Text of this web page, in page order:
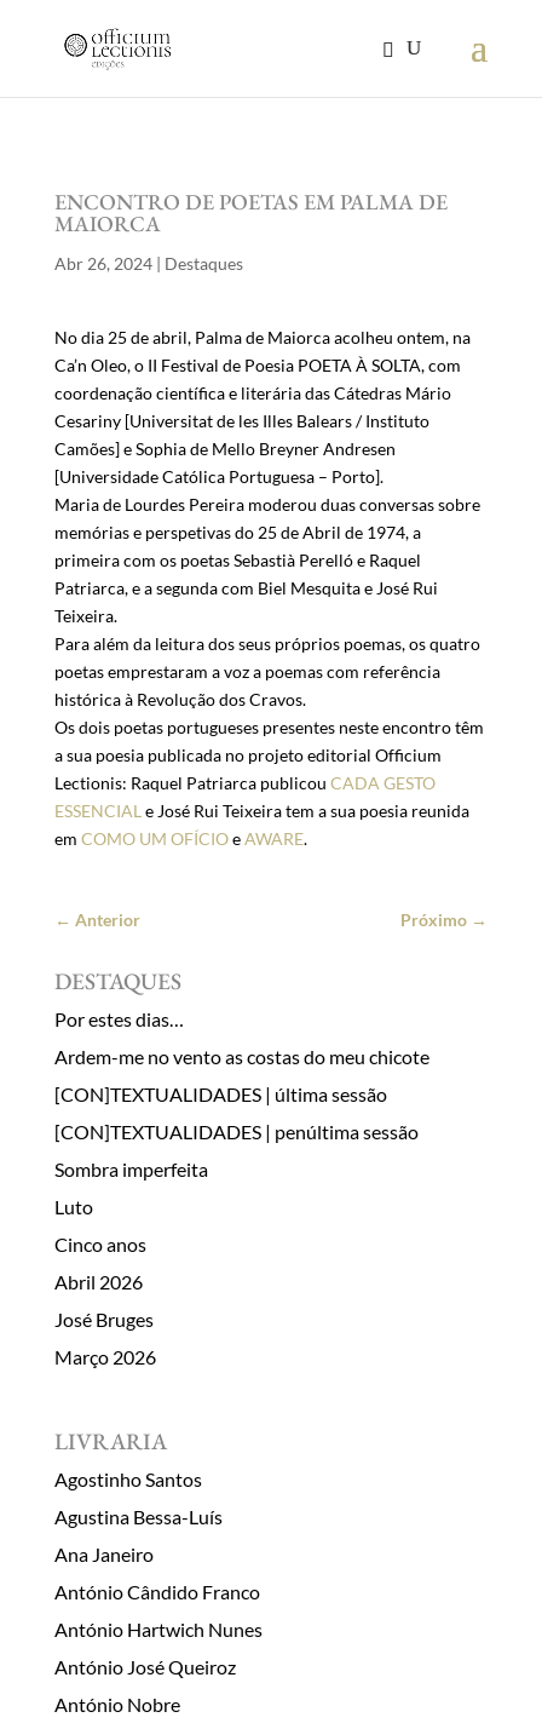
ENCONTRO DE POETAS EM PALMA DE
MAIORCA
Abr 26, 2024| Destaques
No dia 25 de abril, Palma de Maiorca acolheu ontem, na
Ca’n Oleo, o II Festival de Poesia POETA À SOLTA, com
coordenação científica e literária das Cátedras Mário
Cesariny [Universitat de les Illes Balears / Instituto
Camões] e Sophia de Mello Breyner Andresen
[Universidade Católica Portuguesa – Porto].
Maria de Lourdes Pereira moderou duas conversas sobre
memórias e perspetivas do 25 de Abril de 1974, a
primeira com os poetas Sebastià Perelló e Raquel
Patriarca, e a segunda com Biel Mesquita e José Rui
Teixeira.
Para além da leitura dos seus próprios poemas, os quatro
poetas emprestaram a voz a poemas com referência
histórica à Revolução dos Cravos.
Os dois poetas portugueses presentes neste encontro têm
a sua poesia publicada no projeto editorial Officium
Lectionis: Raquel Patriarca publicou CADA GESTO
ESSENCIAL e José Rui Teixeira tem a sua poesia reunida
em COMO UM OFÍCIOeAWARE.
← Anterior Próximo →
DESTAQUES
Por estes dias…
Ardem-me no vento as costas do meu chicote
[CON]TEXTUALIDADES | última sessão
[CON]TEXTUALIDADES | penúltima sessão
Sombra imperfeita
Luto
Cinco anos
Abril 2026
José Bruges
Março 2026
LIVRARIA
Agostinho Santos
Agustina Bessa-Luís
Ana Janeiro
António Cândido Franco
António Hartwich Nunes
António José Queiroz
António Nobre